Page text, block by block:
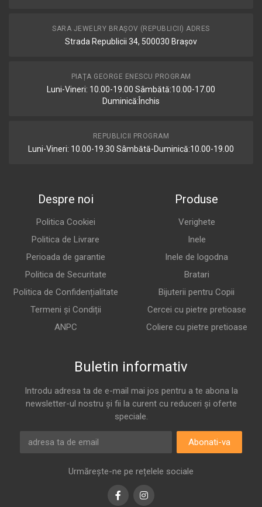
SARA JEWELRY BRAȘOV (REPUBLICII) ADRES
Strada Republicii 34, 500030 Brașov
PIAȚA GEORGE ENESCU PROGRAM
Luni-Vineri: 10.00-19.00 Sâmbătă:10.00-17.00
Duminică:Închis
REPUBLICII PROGRAM
Luni-Vineri: 10.00-19.30 Sâmbătă-Duminică:10.00-19.00
Despre noi
Politica Cookiei
Politica de Livrare
Perioada de garantie
Politica de Securitate
Politica de Confidențialitate
Termeni și Condiții
ANPC
Produse
Verighete
Inele
Inele de logodna
Bratari
Bijuterii pentru Copii
Cercei cu pietre pretioase
Coliere cu pietre pretioase
Buletin informativ
Introdu adresa ta de e-mail mai jos pentru a te abona la
newsletter-ul nostru și fii la curent cu reduceri și oferte
speciale.
Abonati-va
Urmărește-ne pe rețelele sociale
FacebookInstagram